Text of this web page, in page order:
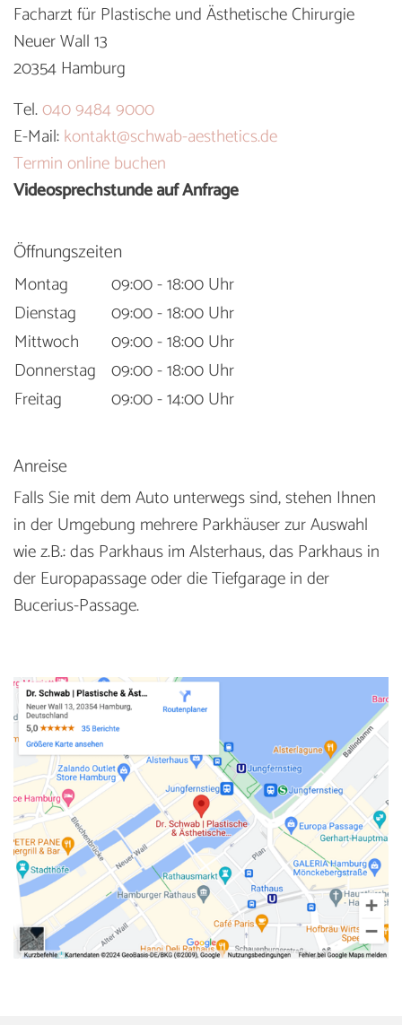
Facharzt für Plastische und Ästhetische Chirurgie
Neuer Wall 13
20354 Hamburg
Tel.040 9484 9000
E-Mail:kontakt@schwab-aesthetics.de
Termin online buchen
Videosprechstunde auf Anfrage
Öffnungszeiten
Montag
09:00 - 18:00 Uhr
Dienstag
09:00 - 18:00 Uhr
Mittwoch
09:00 - 18:00 Uhr
Donnerstag 09:00 - 18:00 Uhr
Freitag
09:00 - 14:00 Uhr
Anreise
Falls Sie mit dem Auto unterwegs sind, stehen Ihnen
in der Umgebung mehrere Parkhäuser zur Auswahl
wie z.B.: das Parkhaus im Alsterhaus, das Parkhaus in
der Europapassage oder die Tiefgarage in der
Bucerius-Passage.